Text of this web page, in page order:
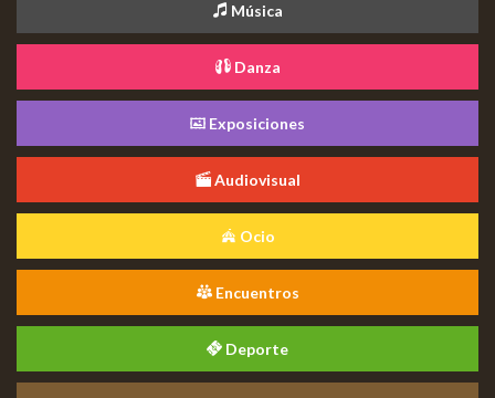
Música
Danza
Exposiciones
Audiovisual
Ocio
Encuentros
Deporte